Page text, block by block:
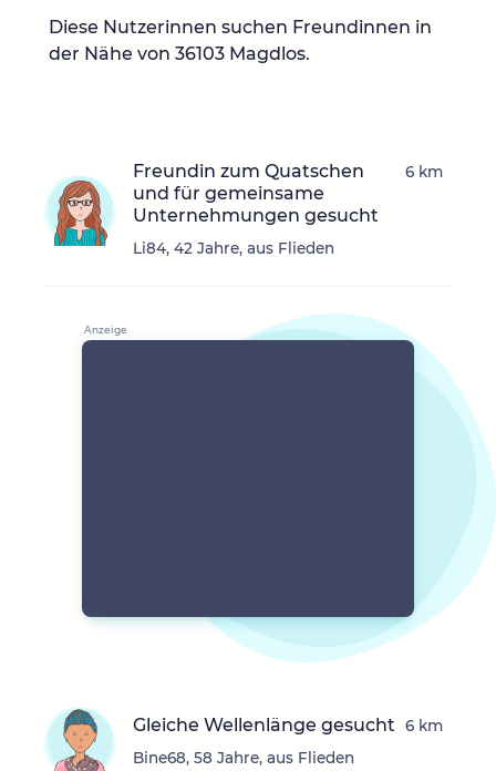
Diese Nutzerinnen suchen Freundinnen in
der Nähe von 36103 Magdlos.
Freundin zum Quatschen
und für gemeinsame
Unternehmungen gesucht
Li84, 42 Jahre, aus Flieden
6 km
Gleiche Wellenlänge gesucht
Bine68, 58 Jahre, aus Flieden
6 km